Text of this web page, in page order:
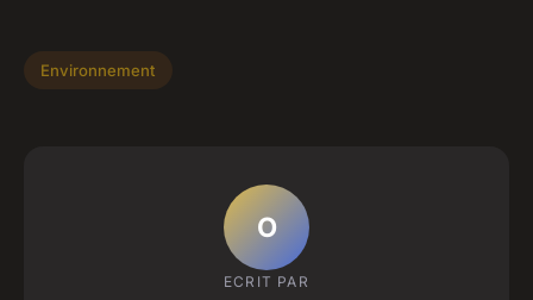
Environnement
O
ECRIT PAR